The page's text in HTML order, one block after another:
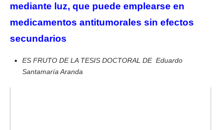
mediante luz, que puede emplearse en
medicamentos antitumorales sin efectos
secundarios
ES FRUTO DE LA TESIS DOCTORAL DE Eduardo
Santamaría Aranda